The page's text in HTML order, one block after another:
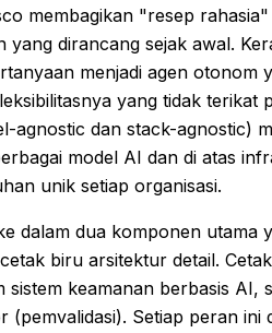
membagikan "resep
yang dirancang sejak awal.
menjadi agen otonom
yang tidak terikat
agnostic dan stack-agnostic)
model AI dan di atas
unik setiap organisasi.
dalam dua komponen utama
biru arsitektur detail.
sistem keamanan berbasis
(pemvalidasi). Setiap peran ini